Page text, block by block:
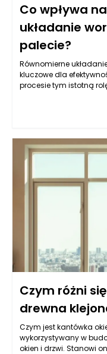
Co wpływa
układanie
palecie?
Równomierne
kluczowe dla
procesie tym istotną
szybkim napełnianiu,
Odpowiednia
wykorzystywanego
zawartość przed
Czym różni
drewna
Czym jest kantówka
wykorzystywany w
okien i drzwi. Stanowi